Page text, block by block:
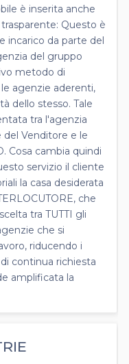
è inserita anche
Questo è
incarico da parte del
del gruppo
metodo di
agenzie aderenti,
dello stesso. Tale
tra l'agenzia
Venditore e le
Cosa cambia quindi
servizio il cliente
la casa desiderata
che
tra TUTTI gli
che si
riducendo i
continua richiesta
amplificata la